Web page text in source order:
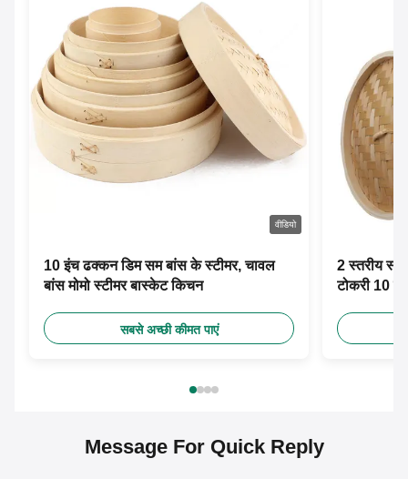
वीडियो
10 इंच ढक्कन डिम सम बांस के स्टीमर, चावल
बांस मोमो स्टीमर बास्केट किचन
सबसे अच्छी कीमत पाएं
2 स्तरीय
टोकरी 10
Message For Quick Reply